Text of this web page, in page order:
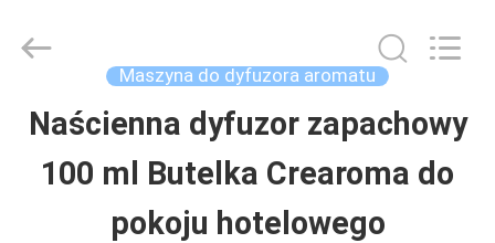
DOM
PRODUKTY
Meter
Online
Rights
Reserved.
Maszyna do dyfuzora aromatu
Naścienna dyfuzor zapachowy
100 ml Butelka Crearoma do
pokoju hotelowego